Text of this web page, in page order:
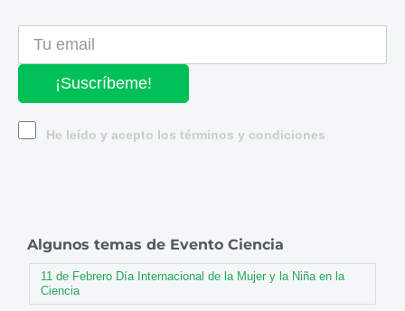
¡Suscríbeme!
He leído y acepto los términos y condiciones
Algunos temas de Evento Ciencia
11 de Febrero Día Internacional de la Mujer y la Niña en la
Ciencia